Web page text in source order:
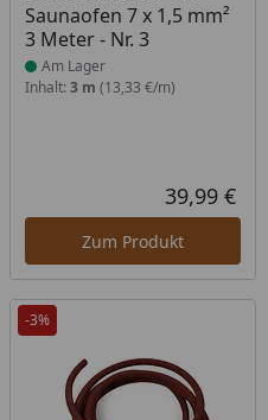
Saunaofen 7 x 1,5 mm²
3 Meter - Nr. 3
Am Lager
Inhalt: 3 m (13,33 €/m)
39,99 €
Zum Produkt
-3%